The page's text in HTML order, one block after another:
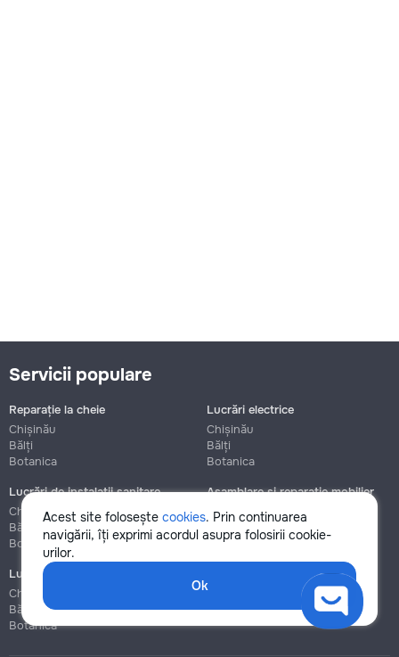
Acest site folosește cookies. Prin continuarea
navigării, îți exprimi acordul asupra folosirii cookie-
urilor.
Ok
Servicii populare
Reparație la cheie
Chișinău
Bălți
Botanica
Lucrări electrice
Chișinău
Bălți
Botanica
Lucrări de instalații sanitare
Chișinău
Bălți
Botanica
Asamblare și reparație mobilier
Chișinău
Botanica
Lucrări de construcție și instalare
Chișinău
Bălți
Botanica